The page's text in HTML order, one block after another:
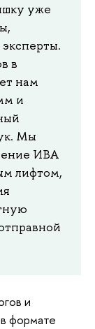
уже
в
нам
и
Мы
ИВА
лифтом,
и
формате